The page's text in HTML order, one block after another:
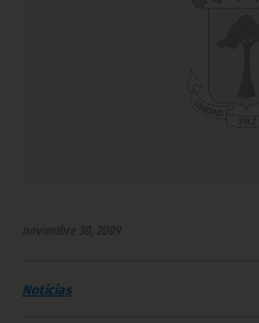
noviembre 30, 2009
Noticias